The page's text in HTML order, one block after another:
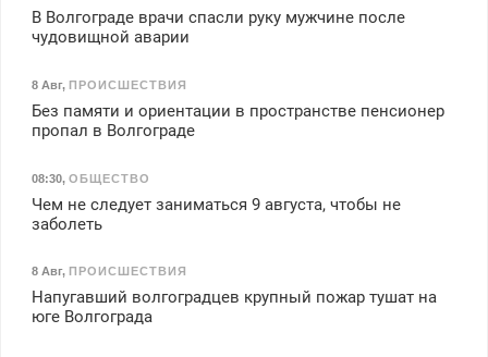
В Волгограде врачи спасли руку мужчине после
чудовищной аварии
8 Авг, ПРОИСШЕСТВИЯ
Без памяти и ориентации в пространстве пенсионер
пропал в Волгограде
08:30, ОБЩЕСТВО
Чем не следует заниматься 9 августа, чтобы не
заболеть
8 Авг, ПРОИСШЕСТВИЯ
Напугавший волгоградцев крупный пожар тушат на
юге Волгограда